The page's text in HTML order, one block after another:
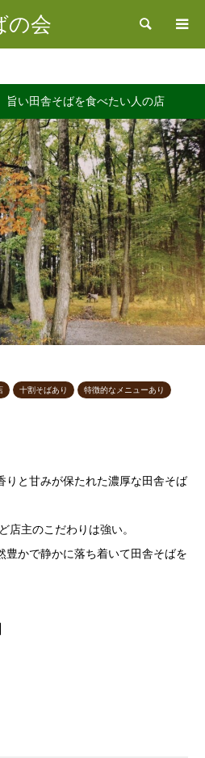
の会 検索
い田舎そばを食べたい人の店
十割そばあり 特徴的なメニューあり
りと甘みが保たれた濃厚な田舎そば
店主のこだわりは強い。
豊かで静かに落ち着いて田舎そばを